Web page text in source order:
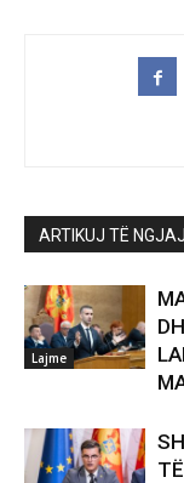
ARTIKUJ TË
Lajme